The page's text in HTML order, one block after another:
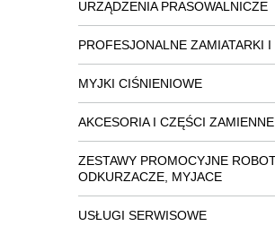
URZĄDZENIA PRASOWALNICZE
PROFESJONALNE ZAMIATARKI I
MYJKI CIŚNIENIOWE
AKCESORIA I CZĘŚCI ZAMIENNE
ZESTAWY PROMOCYJNE
ODKURZACZE, MYJACE
USŁUGI SERWISOWE